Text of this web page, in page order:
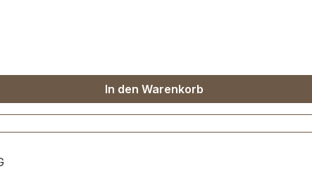
In den Warenkorb